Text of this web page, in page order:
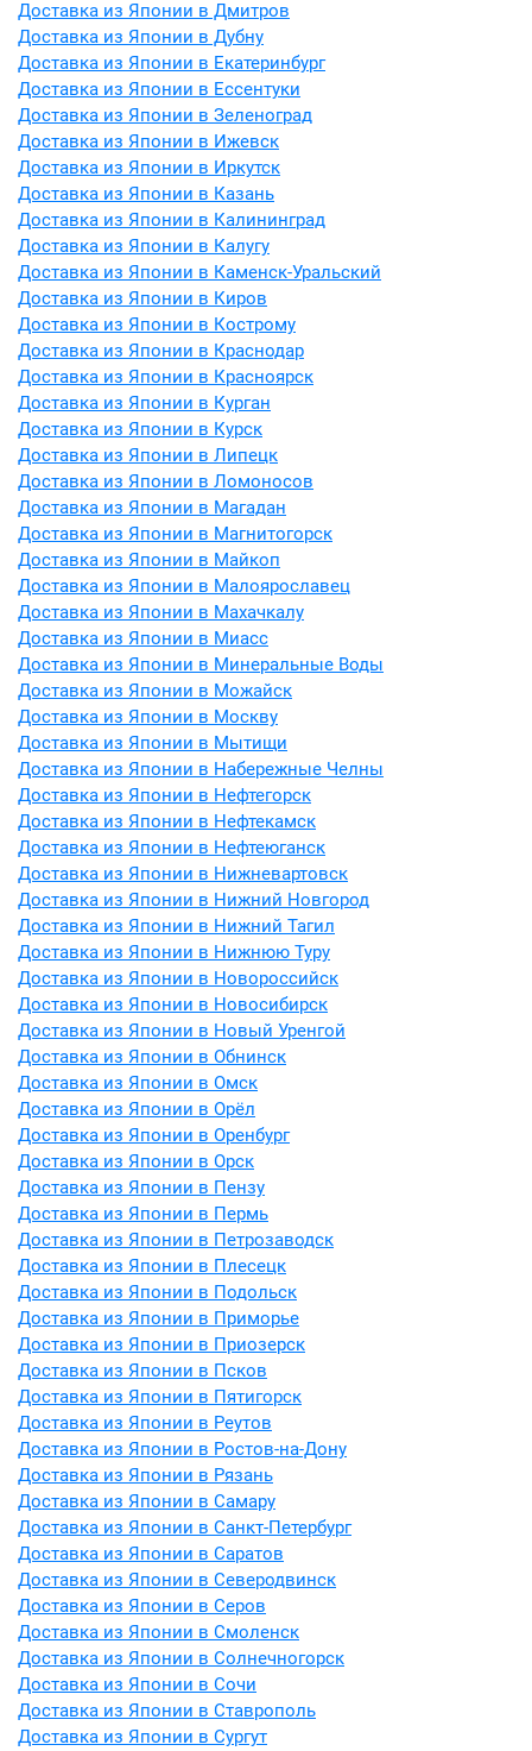
Доставка из Японии в Дмитров
Доставка из Японии в Дубну
Доставка из Японии в Екатеринбург
Доставка из Японии в Ессентуки
Доставка из Японии в Зеленоград
Доставка из Японии в Ижевск
Доставка из Японии в Иркутск
Доставка из Японии в Казань
Доставка из Японии в Калининград
Доставка из Японии в Калугу
Доставка из Японии в Каменск-Уральский
Доставка из Японии в Киров
Доставка из Японии в Кострому
Доставка из Японии в Краснодар
Доставка из Японии в Красноярск
Доставка из Японии в Курган
Доставка из Японии в Курск
Доставка из Японии в Липецк
Доставка из Японии в Ломоносов
Доставка из Японии в Магадан
Доставка из Японии в Магнитогорск
Доставка из Японии в Майкоп
Доставка из Японии в Малоярославец
Доставка из Японии в Махачкалу
Доставка из Японии в Миасс
Доставка из Японии в Минеральные Воды
Доставка из Японии в Можайск
Доставка из Японии в Москву
Доставка из Японии в Мытищи
Доставка из Японии в Набережные Челны
Доставка из Японии в Нефтегорск
Доставка из Японии в Нефтекамск
Доставка из Японии в Нефтеюганск
Доставка из Японии в Нижневартовск
Доставка из Японии в Нижний Новгород
Доставка из Японии в Нижний Тагил
Доставка из Японии в Нижнюю Туру
Доставка из Японии в Новороссийск
Доставка из Японии в Новосибирск
Доставка из Японии в Новый Уренгой
Доставка из Японии в Обнинск
Доставка из Японии в Омск
Доставка из Японии в Орёл
Доставка из Японии в Оренбург
Доставка из Японии в Орск
Доставка из Японии в Пензу
Доставка из Японии в Пермь
Доставка из Японии в Петрозаводск
Доставка из Японии в Плесецк
Доставка из Японии в Подольск
Доставка из Японии в Приморье
Доставка из Японии в Приозерск
Доставка из Японии в Псков
Доставка из Японии в Пятигорск
Доставка из Японии в Реутов
Доставка из Японии в Ростов-на-Дону
Доставка из Японии в Рязань
Доставка из Японии в Самару
Доставка из Японии в Санкт-Петербург
Доставка из Японии в Саратов
Доставка из Японии в Северодвинск
Доставка из Японии в Серов
Доставка из Японии в Смоленск
Доставка из Японии в Солнечногорск
Доставка из Японии в Сочи
Доставка из Японии в Ставрополь
Доставка из Японии в Сургут